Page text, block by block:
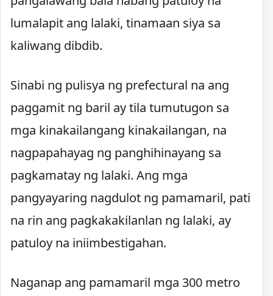
lumalapit ang lalaki, tinamaan siya sa
kaliwang dibdib.
Sinabi ng pulisya ng prefectural na ang
paggamit ng baril ay tila tumutugon sa
mga kinakailangang kinakailangan, na
nagpapahayag ng panghihinayang sa
pagkamatay ng lalaki. Ang mga
pangyayaring nagdulot ng pamamaril, pati
na rin ang pagkakakilanlan ng lalaki, ay
patuloy na iniimbestigahan.
Naganap ang pamamaril mga 300 metro